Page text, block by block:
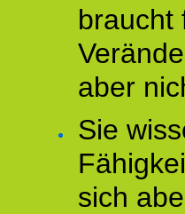
braucht
aber
Sie
sich